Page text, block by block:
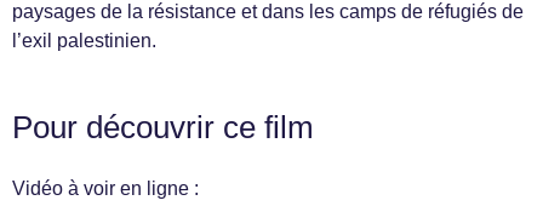
paysages de la résistance et dans les camps de réfugiés de
l’exil palestinien.
Pour découvrir ce film
Vidéo à voir en ligne :